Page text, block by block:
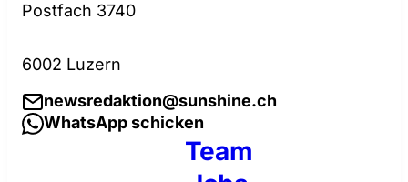
Postfach 3740
6002 Luzern
newsredaktion@sunshine.ch
WhatsApp schicken
Team